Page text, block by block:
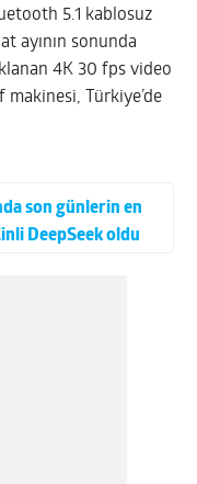
5.1 kablosuz
ayının sonunda
4K 30 fps video
Türkiye’de
son günlerin en
DeepSeek oldu